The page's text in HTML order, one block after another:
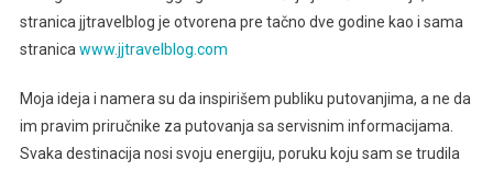
stranica jjtravelblog je otvorena pre tačno dve godine kao i sama
stranicawww.jjtravelblog.com
Moja ideja i namera su da inspirišem publiku putovanjima, a ne da
im pravim priručnike za putovanja sa servisnim informacijama.
Svaka destinacija nosi svoju energiju, poruku koju sam se trudila